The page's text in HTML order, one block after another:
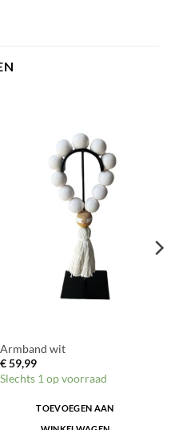
Armband wit
€59,99
Slechts 1 op voorraad
TOEVOEGEN AAN